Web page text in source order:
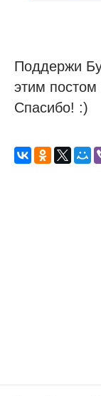
Поддержи
этим постом
Спасибо! :)